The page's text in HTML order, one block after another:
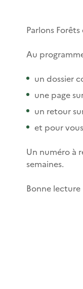
Parlons
Au
un dossier
une page
un retour
et pour
Un numéro à
semaines.
Bonne lecture